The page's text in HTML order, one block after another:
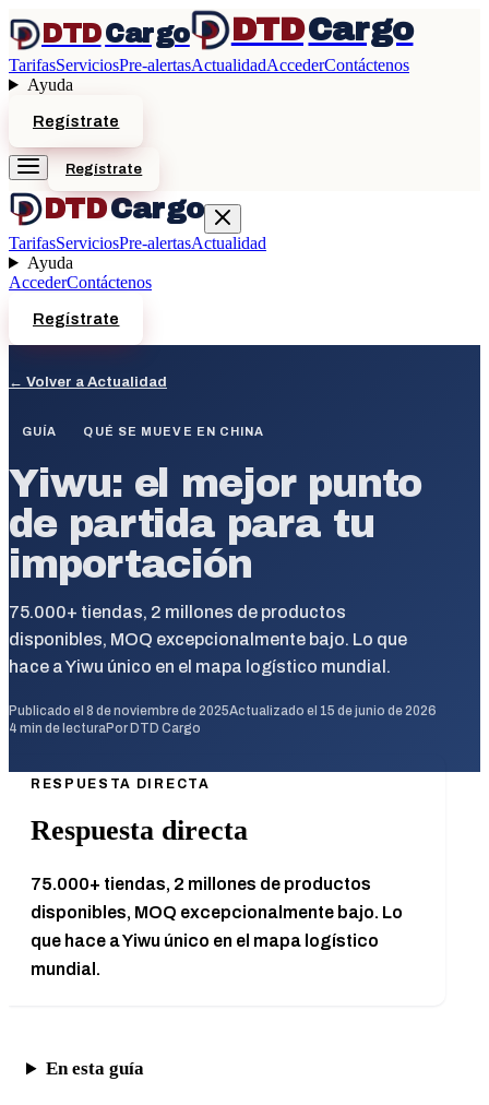
DTDCargo DTDCargo
TarifasServiciosPre-alertasActualidadAccederContáctenos
Ayuda
Regístrate
Regístrate
DTDCargo
TarifasServiciosPre-alertasActualidad
Ayuda
AccederContáctenos
Regístrate
← Volver a Actualidad
GUÍA QUÉ SE MUEVE EN CHINA
Yiwu: el mejor punto
de partida para tu
importación
75.000+ tiendas, 2 millones de productos
disponibles, MOQ excepcionalmente bajo. Lo que
hace a Yiwu único en el mapa logístico mundial.
Publicado el 8 de noviembre de 2025Actualizado el 15 de junio de 2026
4 min de lecturaPor DTD Cargo
RESPUESTA DIRECTA
Respuesta directa
75.000+ tiendas, 2 millones de productos
disponibles, MOQ excepcionalmente bajo. Lo
que hace a Yiwu único en el mapa logístico
mundial.
En esta guía